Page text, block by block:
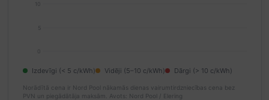
0
5
10
Izdevīgi (< 5 c/kWh) Vidēji (5–10 c/kWh) Dārgi (> 10 c/kWh)
Norādītā cena ir Nord Pool nākamās dienas vairumtirdzniecības cena bez
PVN un piegādātāja maksām.
Avots: Nord Pool / Elering